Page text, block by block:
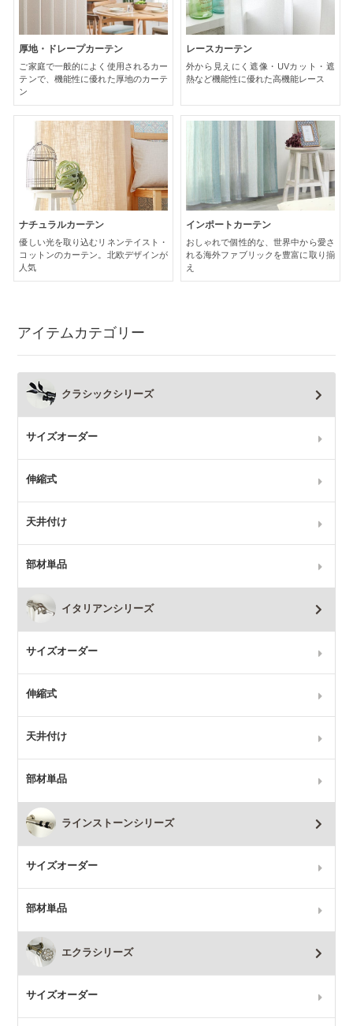
厚地・ドレープカーテン
ご家庭で一般的によく使用されるカー
テンで、機能性に優れた厚地のカーテ
ン
レースカーテン
外から見えにく遮像・UVカット・遮
熱など機能性に優れた高機能レース
ナチュラルカーテン
優しい光を取り込むリネンテイスト・
コットンのカーテン。北欧デザインが
人気
インポートカーテン
おしゃれで個性的な、世界中から愛さ
れる海外ファブリックを豊富に取り揃
え
アイテムカテゴリー
クラシックシリーズ
サイズオーダー
伸縮式
天井付け
部材単品
イタリアンシリーズ
サイズオーダー
伸縮式
天井付け
部材単品
ラインストーンシリーズ
サイズオーダー
部材単品
エクラシリーズ
サイズオーダー